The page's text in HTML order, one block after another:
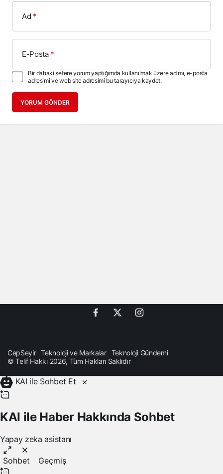
Ad *
E-Posta*
Bir dahaki sefere yorum yaptığımda kullanılmak üzere adımı, e-posta
adresimi ve web site adresimi bu tarayıcıya kaydet.
YORUM GÖNDER
CepSeyir Teknoloji ve Markalar
Teknoloji Gündemi
© Telif Hakkı 2026, Tüm Hakları Saklıdır
KAI ile Sohbet Et
KAI ile Haber Hakkında Sohbet
Yapay zeka asistanı
Sohbet Geçmiş